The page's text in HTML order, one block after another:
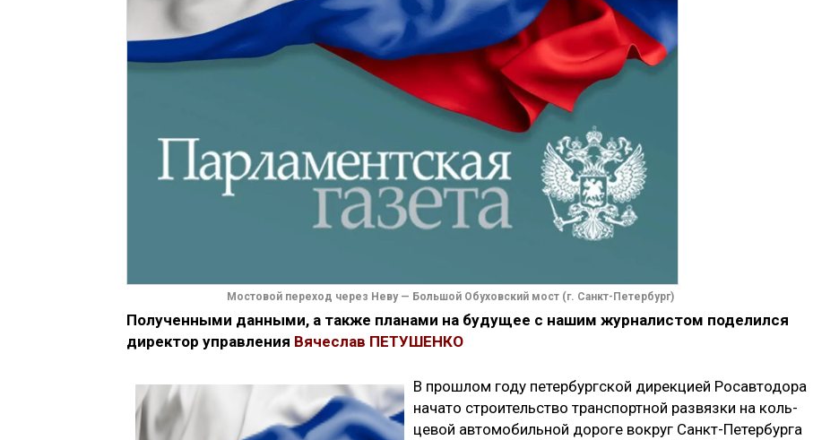
Мостовой переход через Неву — Большой Обуховский мост (г. Санкт-Петербург)
Полученными данными, а также планами на будущее с нашим журналистом поделился
директор управления Вячеслав ПЕТУШЕНКО
В прошлом году петербургской дирек­цией Росавтодора
начато строитель­ство транспортной развязки на коль­
цевой автомобильной дороге вокруг Санкт-Петербурга